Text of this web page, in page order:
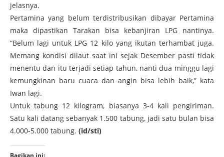
jelasnya.
Pertamina yang belum terdistribusikan dibayar Pertamina
maka dipastikan Tarakan bisa kebanjiran LPG nantinya.
“Belum lagi untuk LPG 12 kilo yang ikutan terhambat juga.
Memang kondisi ­­dilaut saat ini sejak Desember pasti tidak
menentu dan itu terjadi setiap tahun, nanti dua minggu lagi
kemungkinan baru cuaca dan angin bisa lebih baik,” kata
Iwan lagi.
Untuk tabung 12 kilogram, biasanya 3-4 kali pengiriman.
Satu kali datang sebanyak 1.500 tabung, jadi satu bulan bisa
4.000-5.000 tabung. (id/sti)
Bagikan ini: